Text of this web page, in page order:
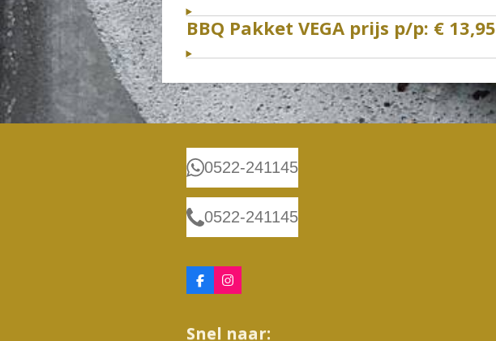
BBQ Pakket VEGA prijs p/p: € 13,95
0522-241145
0522-241145
F
a
b
I
n
a
Snel naar: